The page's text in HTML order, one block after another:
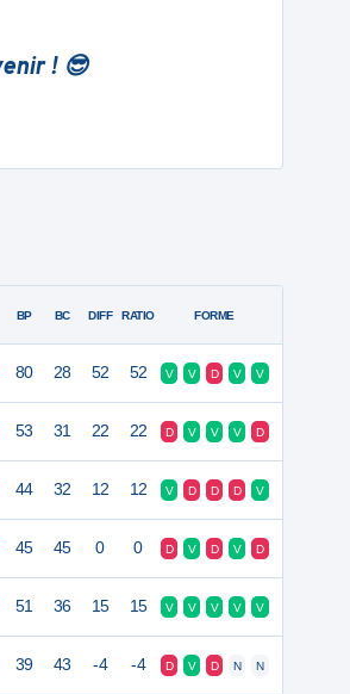
! 😎
BP BC DIFF RATIO FORME
80 28 52 52 V V D V V
53 31 22 22 D V V V D
44 32 12 12 V D D D V
45 45 0 0 D V D V D
51 36 15 15 V V V V V
39 43 -4 -4 D V D N N